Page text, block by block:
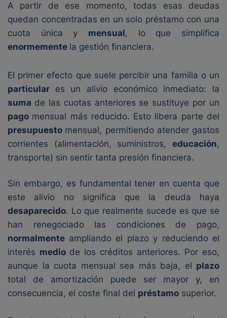
A partir de ese momento, todas esas deudas
quedan concentradas en un solo préstamo con una
cuota única y mensual, lo que simplifica
enormemente la gestión financiera.
El primer efecto que suele percibir una familia o un
particular es un alivio económico inmediato: la
suma de las cuotas anteriores se sustituye por un
pago mensual más reducido. Esto libera parte del
presupuesto mensual, permitiendo atender gastos
corrientes (alimentación, suministros, educación,
transporte) sin sentir tanta presión financiera.
Sin embargo, es fundamental tener en cuenta que
este alivio no significa que la deuda haya
desaparecido. Lo que realmente sucede es que se
han renegociado las condiciones de pago,
normalmente ampliando el plazo y reduciendo el
interés medio de los créditos anteriores. Por eso,
aunque la cuota mensual sea más baja, el plazo
total de amortización puede ser mayor y, en
consecuencia, el coste final del préstamo superior.